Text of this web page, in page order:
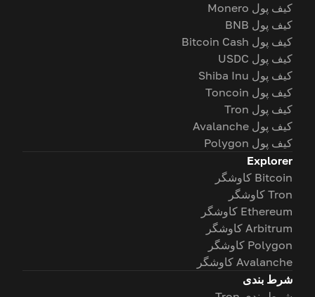
کیف پول Monero
کیف پول BNB
کیف پول Bitcoin Cash
کیف پول USDC
کیف پول Shiba Inu
کیف پول Toncoin
کیف پول Tron
کیف پول Avalanche
کیف پول Polygon
Explorer
Bitcoin کاوشگر
Tron کاوشگر
Ethereum کاوشگر
Arbitrum کاوشگر
Polygon کاوشگر
Avalanche کاوشگر
شرط بندی